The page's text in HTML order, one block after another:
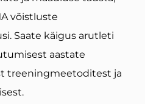
võistluste
Saate käigus arutleti
aastate
treeningmeetoditest ja